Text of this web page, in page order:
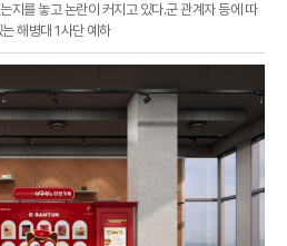
지를 놓고 논란이 커지고 있다.군 관계자 등에 따
해병대 1사단 예하